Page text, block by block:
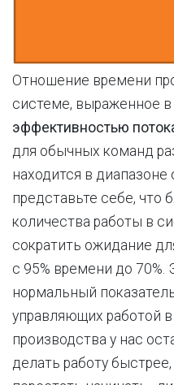
Отношение времени
системе, выраженное в
эффективностью
для обычных команд
находится в диапазоне
представьте себе, что
количества работы в
сократить ожидание
с 95% времени до
нормальный
управляющих работой
производства у нас
делать работу